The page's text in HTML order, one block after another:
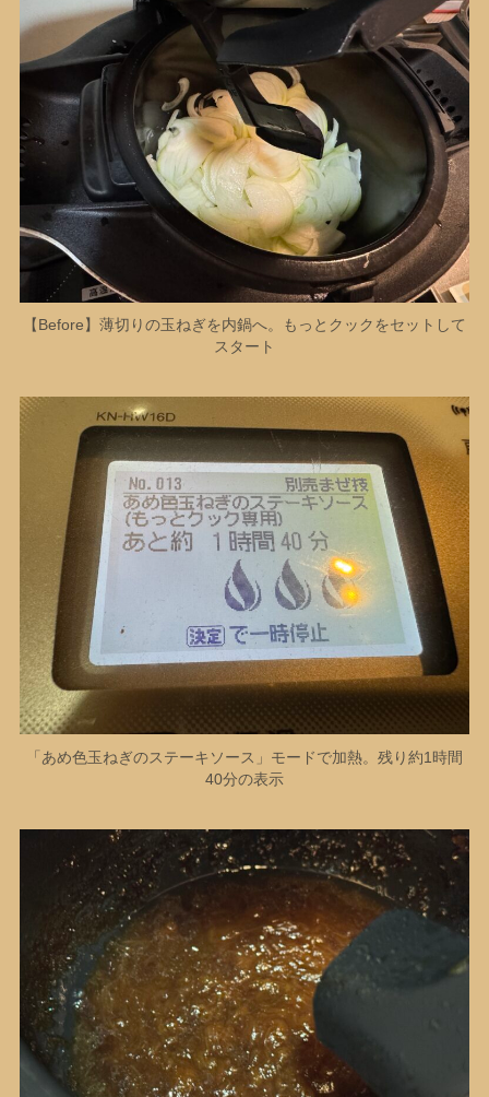
【Before】薄切りの玉ねぎを内鍋へ。もっとクックをセットして
スタート
「あめ色玉ねぎのステーキソース」モードで加熱。残り約1時間
40分の表示